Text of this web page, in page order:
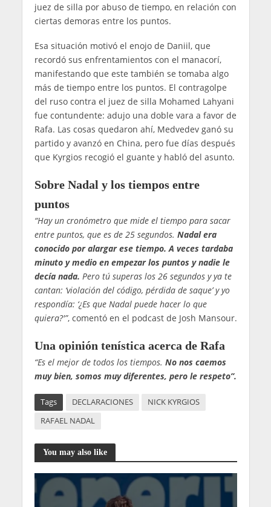
juez de silla por abuso de tiempo, en relación con
ciertas demoras entre los puntos.
Esa situación motivó el enojo de Daniil, que
recordó sus enfrentamientos con el manacorí,
manifestando que este también se tomaba algo
más de tiempo entre los puntos. El contragolpe
del ruso contra el juez de silla Mohamed Lahyani
fue contundente: adujo una doble vara a favor de
Rafa. Las cosas quedaron ahí, Medvedev ganó su
partido y avanzó en China, pero fue días después
que Kyrgios recogió el guante y habló del asunto.
Sobre Nadal y los tiempos entre
puntos
“Hay un cronómetro que mide el tiempo para sacar
entre puntos, que es de 25 segundos. Nadal era
conocido por alargar ese tiempo. A veces tardaba
minuto y medio en empezar los puntos y nadie le
decía nada. Pero tú superas los 26 segundos y ya te
cantan: ‘violación del código, pérdida de saque’ y yo
respondía: ‘¿Es que Nadal puede hacer lo que
quiera?'”, comentó en el podcast de Josh Mansour.
Una opinión tenística acerca de Rafa
“Es el mejor de todos los tiempos. No nos caemos
muy bien, somos muy diferentes, pero le respeto”.
Tags DECLARACIONES
NICK KYRGIOS
RAFAEL NADAL
You may also like